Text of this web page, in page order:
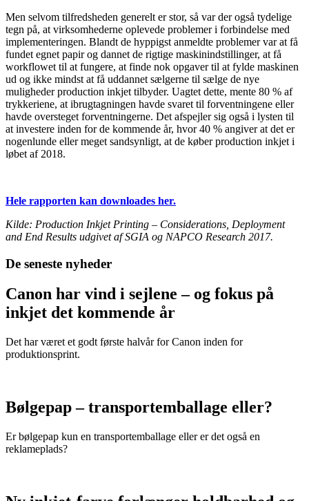
Men selvom tilfredsheden generelt er stor, så var der også tydelige
tegn på, at virksomhederne oplevede problemer i forbindelse med
implementeringen. Blandt de hyppigst anmeldte problemer var at få
fundet egnet papir og dannet de rigtige maskinindstillinger, at få
workflowet til at fungere, at finde nok opgaver til at fylde maskinen
ud og ikke mindst at få uddannet sælgerne til sælge de nye
muligheder production inkjet tilbyder. Uagtet dette, mente 80 % af
trykkeriene, at ibrugtagningen havde svaret til forventningene eller
havde oversteget forventningerne. Det afspejler sig også i lysten til
at investere inden for de kommende år, hvor 40 % angiver at det er
nogenlunde eller meget sandsynligt, at de køber production inkjet i
løbet af 2018.
Hele rapporten kan downloades her.
Kilde: Production Inkjet Printing – Considerations, Deployment
and End Results udgivet af SGIA og NAPCO Research 2017.
De seneste nyheder
Canon har vind i sejlene – og fokus på
inkjet det kommende år
Det har været et godt første halvår for Canon inden for
produktionsprint.
Bølgepap – transportemballage eller?
Er bølgepap kun en transportemballage eller er det også en
reklameplads?